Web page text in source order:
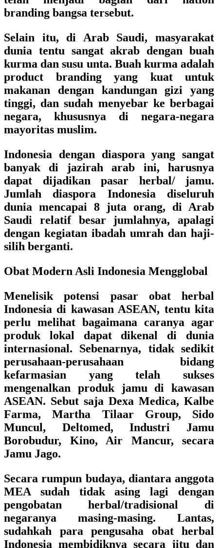
branding bangsa tersebut.
Selain itu, di Arab Saudi, masyarakat
dunia tentu sangat akrab dengan buah
kurma dan susu unta. Buah kurma adalah
product branding yang kuat untuk
makanan dengan kandungan gizi yang
tinggi, dan sudah menyebar ke berbagai
negara, khususnya di negara-negara
mayoritas muslim.
Indonesia dengan diaspora yang sangat
banyak di jazirah arab ini, harusnya
dapat dijadikan pasar herbal/ jamu.
Jumlah diaspora Indonesia diseluruh
dunia mencapai 8 juta orang, di Arab
Saudi relatif besar jumlahnya, apalagi
dengan kegiatan ibadah umrah dan haji-
silih berganti.
Obat Modern Asli Indonesia Mengglobal
Menelisik potensi pasar obat herbal
Indonesia di kawasan ASEAN, tentu kita
perlu melihat bagaimana caranya agar
produk lokal dapat dikenal di dunia
internasional. Sebenarnya, tidak sedikit
perusahaan-perusahaan bidang
kefarmasian yang telah sukses
mengenalkan produk jamu di kawasan
ASEAN. Sebut saja Dexa Medica, Kalbe
Farma, Martha Tilaar Group, Sido
Muncul, Deltomed, Industri Jamu
Borobudur, Kino, Air Mancur, secara
Jamu Jago.
Secara rumpun budaya, diantara anggota
MEA sudah tidak asing lagi dengan
pengobatan herbal/tradisional di
negaranya masing-masing. Lantas,
sudahkah para pengusaha obat herbal
Indonesia membidiknya secara jitu dan